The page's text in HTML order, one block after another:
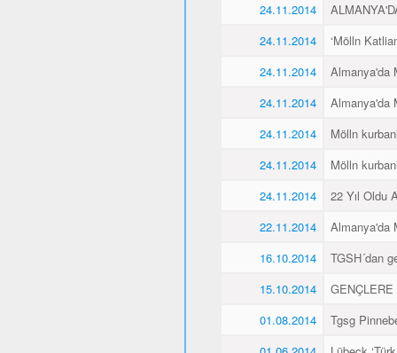
24.11.2014
24.11.2014
‘Mölln
24.11.2014
Almanya'da
24.11.2014
Almanya'da
24.11.2014
Mölln
24.11.2014
Mölln
24.11.2014
22 Yıl Oldu
22.11.2014
Almanya'da
16.10.2014
TGSH´dan
15.10.2014
01.08.2014
Tgsg